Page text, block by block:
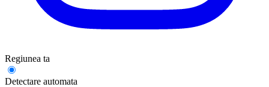
Regiunea ta
Detectare automata